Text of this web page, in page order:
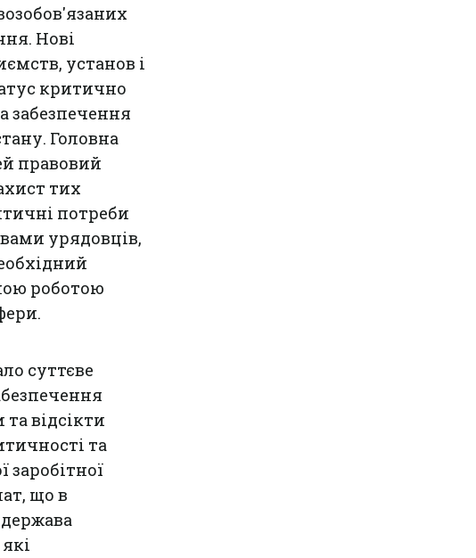
Нові
установ і
критично
забезпечення
Головна
правовий
тих
потреби
урядовців,
роботою
суттєве
відсікти
та
заробітної
що в